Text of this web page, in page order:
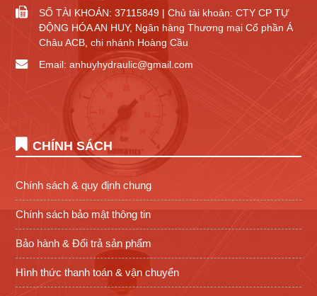
SỐ TÀI KHOẢN: 37115849 | Chủ tài khoản: CTY CP TỰ
ĐỘNG HÓA AN HUY, Ngân hàng Thương mại Cổ phần Á
Châu ACB, chi nhánh Hoàng Cầu
Email: anhuyhydraulic@gmail.com
CHÍNH SÁCH
Chính sách & quy định chung
Chính sách bảo mật thông tin
Bảo hành & Đổi trả sản phẩm
Hình thức thanh toán & vận chuyển